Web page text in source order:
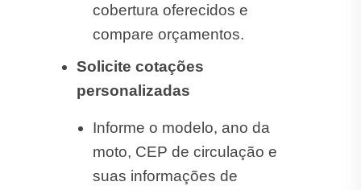
cobertura oferecidos e
compare orçamentos.
Solicite cotações
personalizadas
Informe o modelo, ano da
moto, CEP de circulação e
suas informações de